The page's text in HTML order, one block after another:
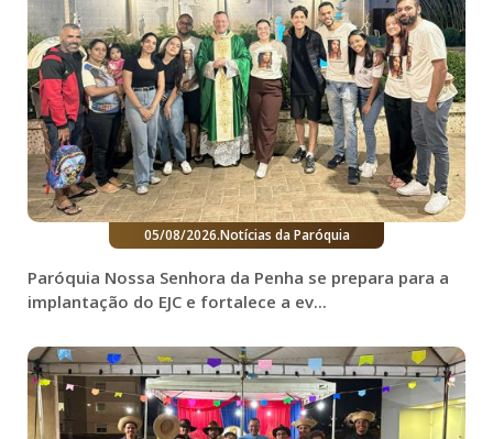
05/08/2026.Notícias da Paróquia
Paróquia Nossa Senhora da Penha se prepara para a
implantação do EJC e fortalece a ev...